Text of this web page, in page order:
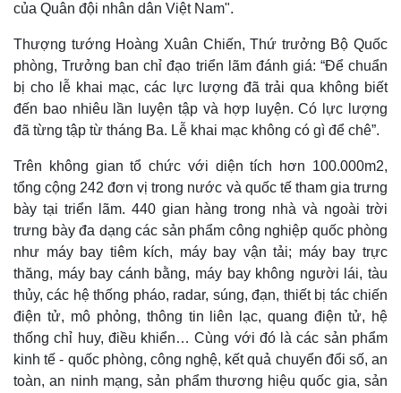
của Quân đội nhân dân Việt Nam".
Thượng tướng Hoàng Xuân Chiến, Thứ trưởng Bộ Quốc
phòng, Trưởng ban chỉ đạo triển lãm đánh giá: “Để chuẩn
bị cho lễ khai mạc, các lực lượng đã trải qua không biết
đến bao nhiêu lần luyện tập và hợp luyện. Có lực lượng
đã từng tập từ tháng Ba. Lễ khai mạc không có gì để chê”.
Trên không gian tổ chức với diện tích hơn 100.000m2,
tổng cộng 242 đơn vị trong nước và quốc tế tham gia trưng
bày tại triển lãm. 440 gian hàng trong nhà và ngoài trời
trưng bày đa dạng các sản phẩm công nghiệp quốc phòng
như máy bay tiêm kích, máy bay vận tải; máy bay trực
thăng, máy bay cánh bằng, máy bay không người lái, tàu
thủy, các hệ thống pháo, radar, súng, đạn, thiết bị tác chiến
điện tử, mô phỏng, thông tin liên lạc, quang điện tử, hệ
thống chỉ huy, điều khiển… Cùng với đó là các sản phẩm
kinh tế - quốc phòng, công nghệ, kết quả chuyển đổi số, an
toàn, an ninh mạng, sản phẩm thương hiệu quốc gia, sản